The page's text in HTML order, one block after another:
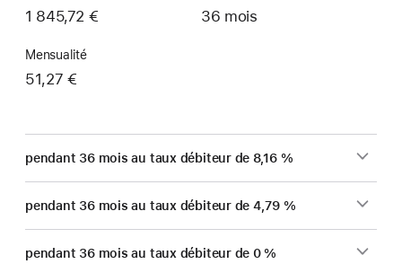
1 845,72 € 36 mois
Mensualité
51,27 €
pendant 36 mois au taux débiteur de 8,16 %
pendant 36 mois au taux débiteur de 4,79 %
pendant 36 mois au taux débiteur de 0 %